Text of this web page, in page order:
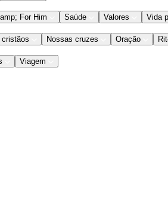
For Him Saúde Valores Vida
cristãos Nossas cruzes Oração
Viagem